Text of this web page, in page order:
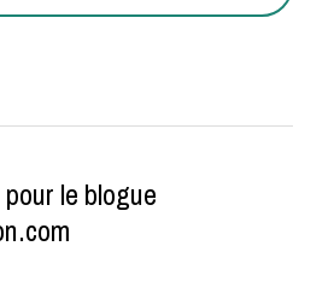
le blogue